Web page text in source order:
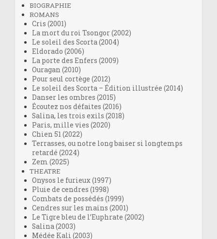
BIOGRAPHIE
ROMANS
Cris (2001)
La mort du roi Tsongor (2002)
Le soleil des Scorta (2004)
Eldorado (2006)
La porte des Enfers (2009)
Ouragan (2010)
Pour seul cortège (2012)
Le soleil des Scorta – Édition illustrée (2014)
Danser les ombres (2015)
Écoutez nos défaites (2016)
Salina, les trois exils (2018)
Paris, mille vies (2020)
Chien 51 (2022)
Terrasses, ou notre long baiser si longtemps
retardé (2024)
Zem (2025)
THEATRE
Onysos le furieux (1997)
Pluie de cendres (1998)
Combats de possédés (1999)
Cendres sur les mains (2001)
Le Tigre bleu de l’Euphrate (2002)
Salina (2003)
Médée Kali (2003)